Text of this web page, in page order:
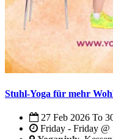
Stuhl-Yoga für mehr
27 Feb 2026 To
Friday - Friday @